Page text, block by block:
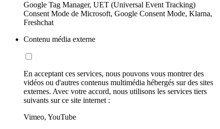
Google Tag Manager, UET (Universal Event Tracking)
Consent Mode de Microsoft, Google Consent Mode, Klarna,
Freshchat
Contenu média externe
En acceptant ces services, nous pouvons vous montrer des
vidéos ou d'autres contenus multimédia hébergés sur des sites
externes. Avec votre accord, nous utilisons les services tiers
suivants sur ce site internet :
Vimeo, YouTube